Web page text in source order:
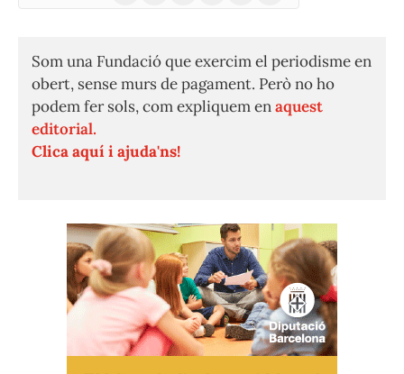
Som una Fundació que exercim el periodisme en
obert, sense murs de pagament. Però no ho
podem fer sols, com expliquem enaquest
editorial.
Clica aquí i ajuda'ns!